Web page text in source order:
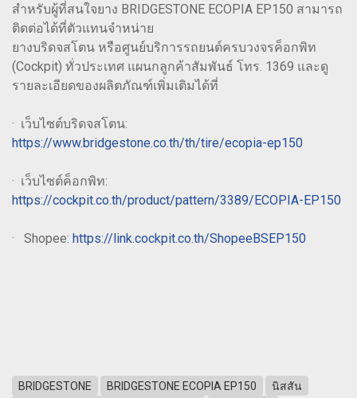
สำหรับผู้ที่สนใจยาง BRIDGESTONE ECOPIA EP150 สามารถ
ติดต่อได้ที่ตัวแทนจำหน่าย
ยางบริดจสโตน หรือศูนย์บริการรถยนต์ครบวงจรค็อกพิท
(Cockpit) ทั่วประเทศ แผนกลูกค้าสัมพันธ์ โทร. 1369 และดู
รายละเอียดของผลิตภัณฑ์เพิ่มเติมได้ที่
· เว็บไซต์บริดจสโตน:
https://www.bridgestone.co.th/th/tire/ecopia-ep150
· เว็บไซต์ค็อกพิท:
https://cockpit.co.th/product/pattern/3389/ECOPIA-EP150
· Shopee: https://link.cockpit.co.th/ShopeeBSEP150
BRIDGESTONE BRIDGESTONE ECOPIA EP150
นิสสัน